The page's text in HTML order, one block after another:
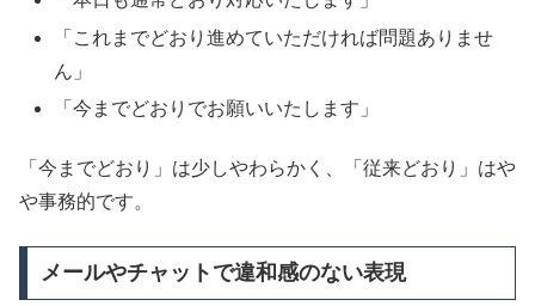
「これまでどおり進めていただければ問題ありませ
ん」
「今までどおりでお願いいたします」
「今までどおり」は少しやわらかく、「従来どおり」はや
や事務的です。
メールやチャットで違和感のない表現